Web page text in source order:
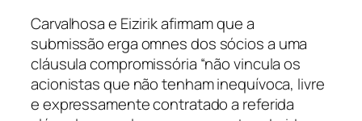
Carvalhosa e Eizirik afirmam que a
submissãoerga omnesdos sócios a uma
cláusula compromissória “não vincula os
acionistas que não tenham inequívoca, livre
e expressamente contratado a referida